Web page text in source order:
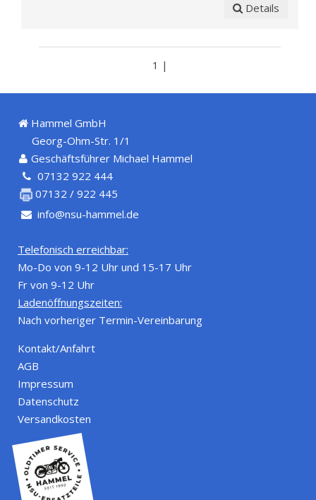
Details
1 |
Hammel GmbH
Georg-Ohm-Str. 1/1
Geschäftsführer Michael Hammel
07132 922 444
07132 / 922 445
info@nsu-hammel.de
Telefonisch erreichbar:
Mo-Do von 9-12 Uhr und 15-17 Uhr
Fr von 9-12 Uhr
Ladenöffnungszeiten:
Nach vorheriger Termin-Vereinbarung
Kontakt/Anfahrt
AGB
Impressum
Datenschutz
Versandkosten